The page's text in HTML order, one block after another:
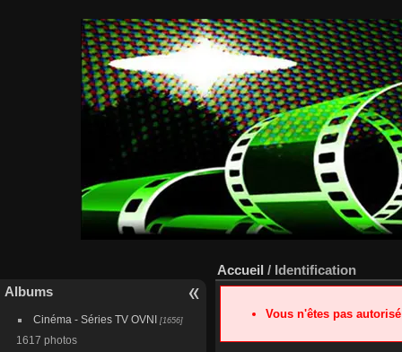
Albums
Cinéma - Séries TV OVNI [1656]
1617 photos
Accueil / Identification
Vous n'êtes pas